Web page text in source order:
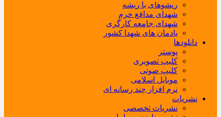
ریشوهای با ریشه
شهدای مدافع حرم
شهدای جامعه کارگری
یادمان های شهدا کشور
دانلودها
پوستر
کلیپ تصویری
کلیپ صوتی
موبایل اسلامی
نرم افزار چند رسانه ای
نشریات
نشریات تخصصی